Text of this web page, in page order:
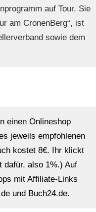
auf Tour. Sie
am CronenBerg“, ist
sowie dem
einen Onlineshop
jeweils empfohlenen
kostet 8€. Ihr klickt
dafür, also 1%.) Auf
mit Affiliate-Links
und Buch24.de.